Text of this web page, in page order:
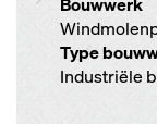
Bouwwerk
Type
Industriële